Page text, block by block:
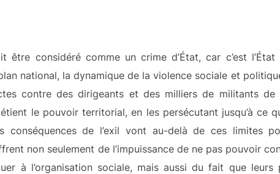
être considéré comme un crime d’État, car c’est
national, la dynamique de la violence sociale et
contre des dirigeants et des milliers de militants de
le pouvoir territorial, en les persécutant jusqu’à ce
conséquences de l’exil vont au-delà de ces limites
non seulement de l’impuissance de ne pas pouvoir
à l’organisation sociale, mais aussi du fait que